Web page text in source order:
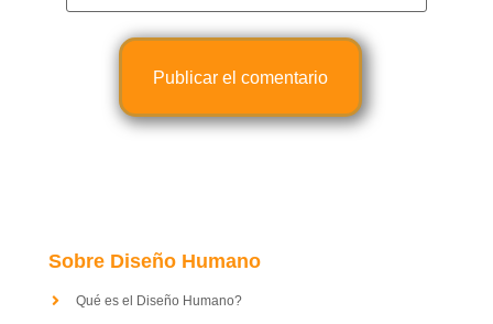
Sobre Diseño Humano
Qué es el Diseño Humano?